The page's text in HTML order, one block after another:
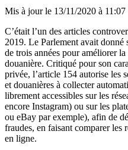
Mis à jour le 13/11/2020 à 11:07
C’était l’un des articles
2019. Le Parlement avait donné
de trois années pour améliorer
douanière. Critiqué pour son
privée, l’article 154 autorise les
et douanières à collecter
librement accessibles sur les
encore Instagram) ou sur les
ou eBay par exemple), afin de
fraudes, en faisant comparer les
en ligne.